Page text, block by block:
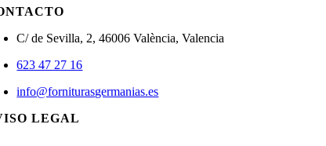
C/ de Sevilla, 2, 46006 València, Valencia
623 47 27 16
info@forniturasgermanias.es
LEGAL